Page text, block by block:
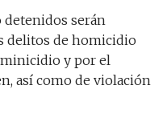
detenidos serán
delitos de homicidio
y por el
así como de violación